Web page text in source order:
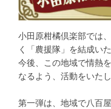
小田原柑橘倶楽部では
く「農援隊」を結成い
今後、この地域で情熱
なるよう、活動をいたし
第一弾は、地域で八百